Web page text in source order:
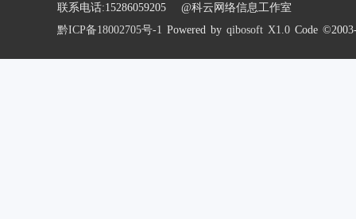
联系电话:15286059205 @科云网络信息工作室
黔ICP备18002705号-1 Powered by qibosoft X1.0 Code